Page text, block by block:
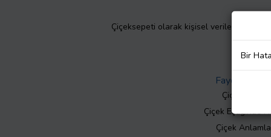
Çiçeksepeti olarak kişisel verilerinizin
Faydalı Bilgiler
Çiçek Bakımı
Çiçek Eşliğinde
Çiçek
Bir